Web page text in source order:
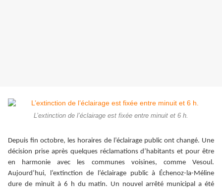
L’extinction de l’éclairage est fixée entre minuit et 6 h.
Depuis fin octobre, les horaires de l’éclairage public ont changé. Une
décision prise après quelques réclamations d’habitants et pour être
en harmonie avec les communes voisines, comme Vesoul.
Aujourd’hui, l’extinction de l’éclairage public à Échenoz-la-Méline
dure de minuit à 6 h du matin. Un nouvel arrêté municipal a été